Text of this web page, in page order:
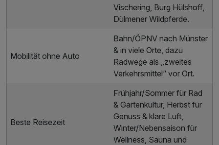
Vischering, Burg Hülshoff,
Dülmener Wildpferde.
Mobilität ohne Auto
Bahn/ÖPNV nach Münster
& in viele Orte, dazu
Radwege als „zweites
Verkehrsmittel“ vor Ort.
Beste Reisezeit
Frühjahr/Sommer für Rad
& Gartenkultur, Herbst für
Genuss & klare Luft,
Winter/Nebensaison für
Wellness, Sauna und